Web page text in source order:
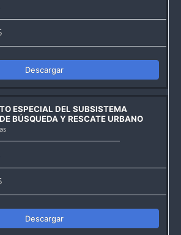
Descargar
ESPECIAL DEL SUBSISTEMA
BÚSQUEDA Y RESCATE URBANO
Descargar